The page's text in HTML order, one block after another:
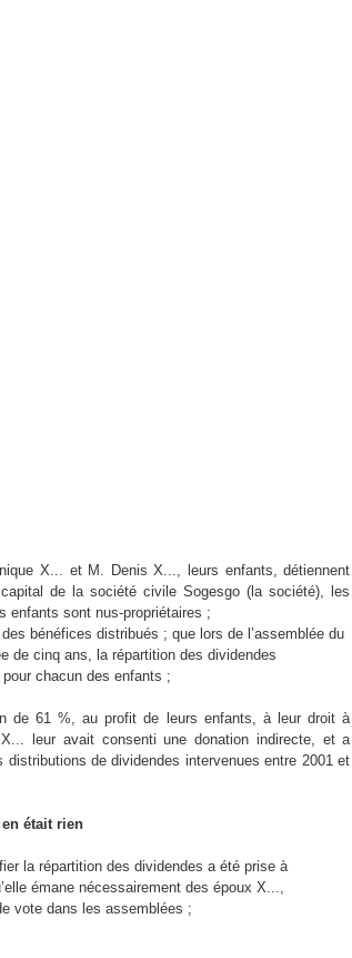
X... et M. Denis X..., leurs enfants, détiennent
de la société civile Sogesgo (la société), les
enfants sont nus-propriétaires ;
bénéfices distribués ; que lors de l’assemblée du
de cinq ans, la répartition des dividendes
chacun des enfants ;
de 61 %, au profit de leurs enfants, à leur droit à
leur avait consenti une donation indirecte, et a
de dividendes intervenues entre 2001 et
était rien
la répartition des dividendes a été prise à
émane nécessairement des époux X...,
vote dans les assemblées ;